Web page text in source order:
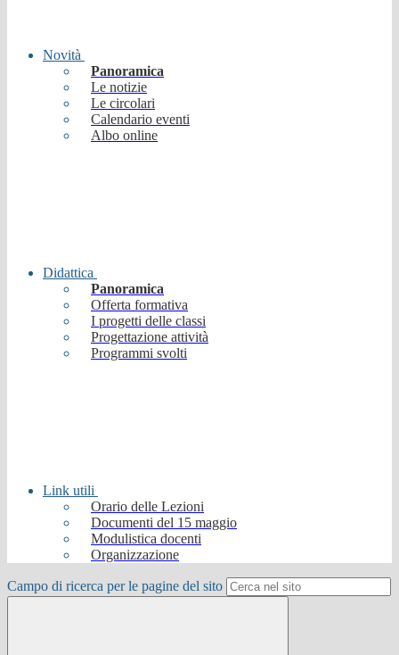
Novità
Panoramica
Le notizie
Le circolari
Calendario eventi
Albo online
Didattica
Panoramica
Offerta formativa
I progetti delle classi
Progettazione attività
Programmi svolti
Link utili
Orario delle Lezioni
Documenti del 15 maggio
Modulistica docenti
Organizzazione
Campo di ricerca per le pagine del sito